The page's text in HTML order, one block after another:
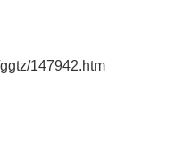
147942.htm